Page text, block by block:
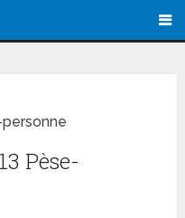
personne
Pèse-